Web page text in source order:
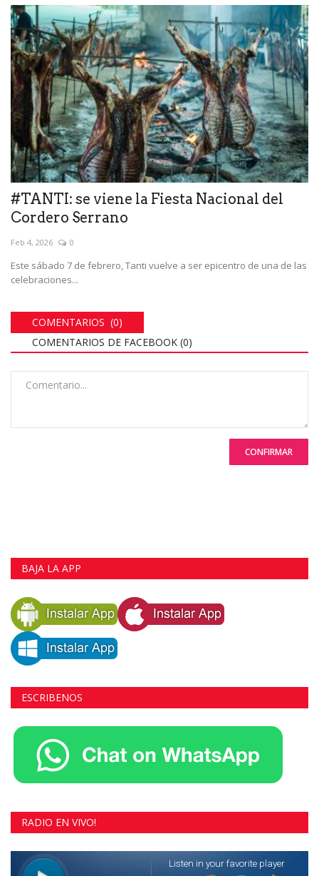
#TANTI: se viene la Fiesta Nacional del
Cordero Serrano
Feb 4, 2026 0
Este sábado 7 de febrero, Tanti vuelve a ser epicentro de una de las
celebraciones...
COMENTARIOS (0)
COMENTARIOS DE FACEBOOK (0)
CONFIRMAR
BAJA LA APP
ESCRIBENOS
RADIO EN VIVO!